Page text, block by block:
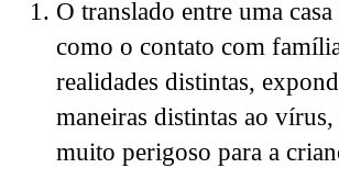
O translado entre uma
como o contato com
realidades distintas,
maneiras distintas ao vírus,
muito perigoso para a